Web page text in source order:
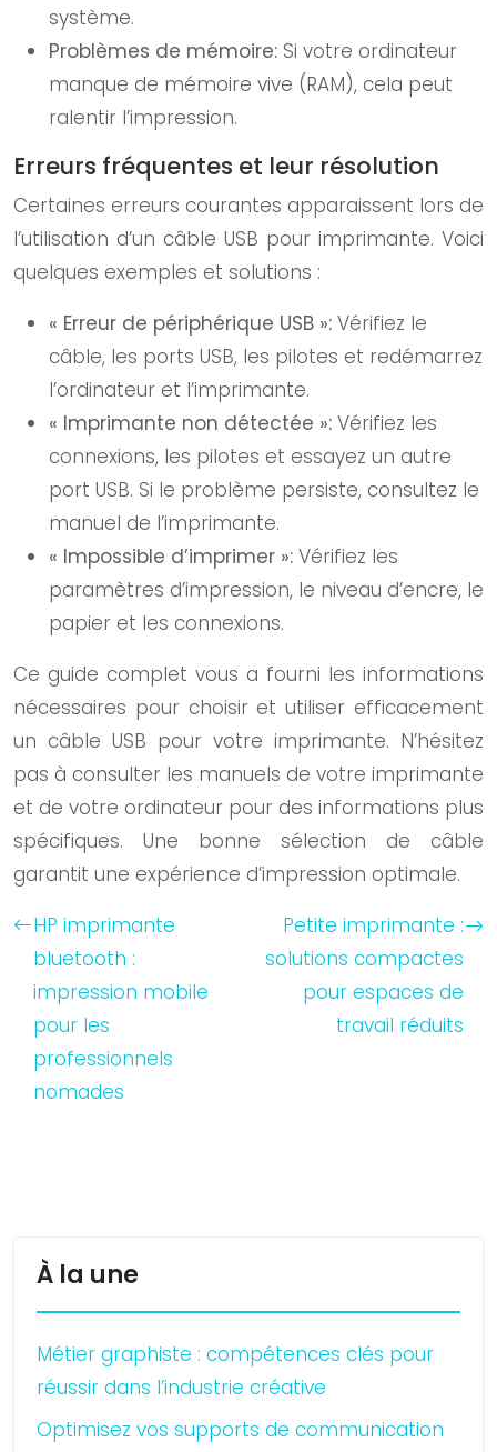
système.
Problèmes de mémoire: Si votre ordinateur
manque de mémoire vive (RAM), cela peut
ralentir l’impression.
Erreurs fréquentes et leur résolution
Certaines erreurs courantes apparaissent lors de
l’utilisation d’un câble USB pour imprimante. Voici
quelques exemples et solutions :
« Erreur de périphérique USB »: Vérifiez le
câble, les ports USB, les pilotes et redémarrez
l’ordinateur et l’imprimante.
« Imprimante non détectée »: Vérifiez les
connexions, les pilotes et essayez un autre
port USB. Si le problème persiste, consultez le
manuel de l’imprimante.
« Impossible d’imprimer »: Vérifiez les
paramètres d’impression, le niveau d’encre, le
papier et les connexions.
Ce guide complet vous a fourni les informations
nécessaires pour choisir et utiliser efficacement
un câble USB pour votre imprimante. N’hésitez
pas à consulter les manuels de votre imprimante
et de votre ordinateur pour des informations plus
spécifiques. Une bonne sélection de câble
garantit une expérience d’impression optimale.
HP imprimante
bluetooth :
impression mobile
pour les
professionnels
nomades
Petite imprimante :
solutions compactes
pour espaces de
travail réduits
À la une
Métier graphiste : compétences clés pour
réussir dans l’industrie créative
Optimisez vos supports de communication